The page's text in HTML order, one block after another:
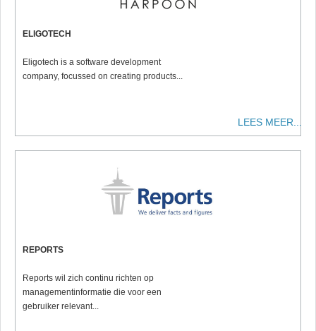
ELIGOTECH
Eligotech is a software development
company, focussed on creating products...
LEES MEER...
REPORTS
Reports wil zich continu richten op
managementinformatie die voor een
gebruiker relevant...